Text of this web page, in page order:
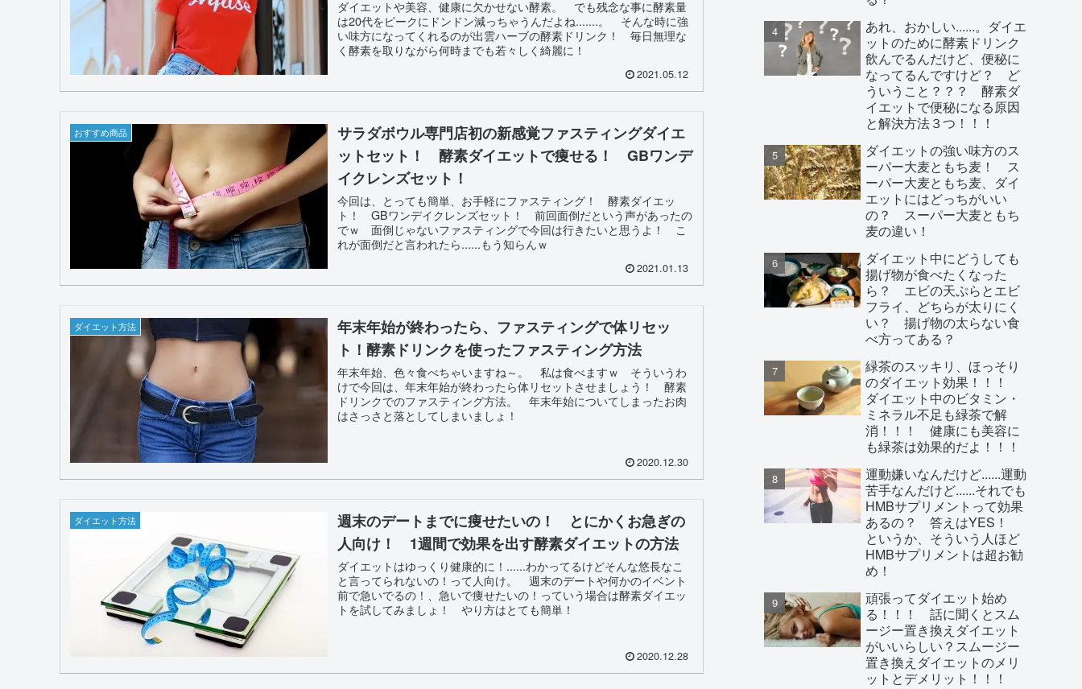
ダイエットや美容、健康に欠かせない酵素。 でも残念な事に酵素量
は20代をピークにドンドン減っちゃうんだよね.......。 そんな時に強
い味方になってくれるのが出雲ハーブの酵素ドリンク！ 毎日無理な
く酵素を取りながら何時までも若々しく綺麗に！
2021.05.12
おすすめ商品
サラダボウル専門店初の新感覚ファスティングダイエ
ットセット！ 酵素ダイエットで痩せる！ GBワンデ
イクレンズセット！
今回は、とっても簡単、お手軽にファスティング！ 酵素ダイエッ
ト！ GBワンデイクレンズセット！ 前回面倒だという声があったの
でｗ 面倒じゃないファスティングで今回は行きたいと思うよ！ こ
れが面倒だと言われたら......もう知らんｗ
2021.01.13
ダイエット方法
年末年始が終わったら、ファスティングで体リセッ
ト！酵素ドリンクを使ったファスティング方法
年末年始、色々食べちゃいますね～。 私は食べますｗ そういうわ
けで今回は、年末年始が終わったら体リセットさせましょう！ 酵素
ドリンクでのファスティング方法。 年末年始についてしまったお肉
はさっさと落としてしまいましょ！
2020.12.30
ダイエット方法
週末のデートまでに痩せたいの！ とにかくお急ぎの
人向け！ 1週間で効果を出す酵素ダイエットの方法
ダイエットはゆっくり健康的に！......わかってるけどそんな悠長なこ
と言ってられないの！って人向け。 週末のデートや何かのイベント
前で急いでるの！、急いで痩せたいの！っていう場合は酵素ダイエッ
トを試してみましょ！ やり方はとても簡単！
2020.12.28
あれ、おかしい......。ダイエ
ットのために酵素ドリンク
飲んでるんだけど、便秘に
なってるんですけど？ ど
ういうこと？？？ 酵素ダ
イエットで便秘になる原因
と解決方法３つ！！！
ダイエットの強い味方のス
ーパー大麦ともち麦！ ス
ーパー大麦ともち麦、ダイ
エットにはどっちがいい
の？ スーパー大麦ともち
麦の違い！
ダイエット中にどうしても
揚げ物が食べたくなった
ら？ エビの天ぷらとエビ
フライ、どちらが太りにく
い？ 揚げ物の太らない食
べ方ってある？
緑茶のスッキリ、ほっそり
のダイエット効果！！！
ダイエット中のビタミン・
ミネラル不足も緑茶で解
消！！！ 健康にも美容に
も緑茶は効果的だよ！！！
運動嫌いなんだけど......運動
苦手なんだけど......それでも
HMBサプリメントって効果
あるの？ 答えはYES！
というか、そういう人ほど
HMBサプリメントは超お勧
め！
頑張ってダイエット始め
る！！！ 話に聞くとスム
ージー置き換えダイエット
がいいらしい？スムージー
置き換えダイエットのメリ
ットとデメリット！！！